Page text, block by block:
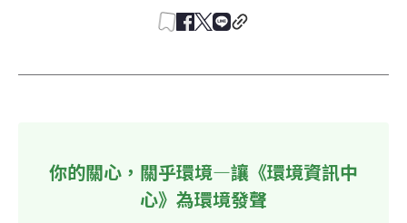
你的關心，關乎環境—讓《環境資訊中
心》為環境發聲